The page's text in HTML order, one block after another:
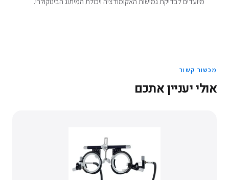
מכשור קשור
אולי יעניין אתכם